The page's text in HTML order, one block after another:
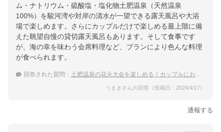
ム・ナトリウム・硫酸塩・塩化物土肥温泉（天然温泉
100%）を駿河湾や対岸の清水が一望できる露天風呂や大浴
場で楽しめます。さらにカップルだけで楽しめる最上階に備
えた眺望自慢の貸切露天風呂もあります。そして食事です
が、海の幸を味わう会席料理など、プランにより色んな料理
が食べられます。
回答された質問： 土肥温泉の花火大会を楽しめる！カップルにおすすめの温泉宿は？
うまきさんの回答（投稿日：2024/4/17）
通報する